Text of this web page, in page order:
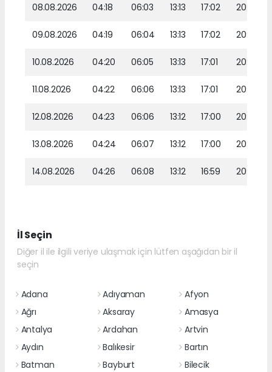
08.08.2026 04:18 06:03 13:13 17:02 20:13
09.08.2026 04:19 06:04 13:13 17:02 20:11
10.08.2026 04:20 06:05 13:13 17:01 20:10
11.08.2026 04:22 06:06 13:13 17:01 20:09
12.08.2026 04:23 06:06 13:12 17:00 20:08
13.08.2026 04:24 06:07 13:12 17:00 20:07
14.08.2026 04:26 06:08 13:12 16:59 20:05
İl Seçin
Diğer il ile ilgili veriye ulaşmak için lütfen aşağıdan bir il
seçin
Adana Adıyaman
Afyon
Ağrı
Aksaray
Amasya
Antalya
Ardahan
Artvin
Aydın
Balıkesir
Bartın
Batman
Bayburt
Bilecik